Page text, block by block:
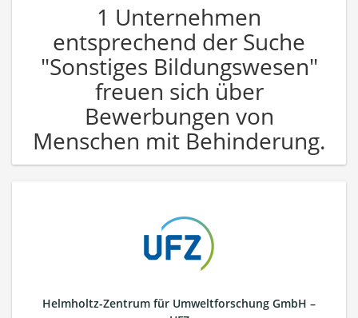
1 Unternehmen
entsprechend der Suche
"Sonstiges Bildungswesen"
freuen sich über
Bewerbungen von
Menschen mit Behinderung.
Helmholtz-Zentrum für Umweltforschung GmbH –